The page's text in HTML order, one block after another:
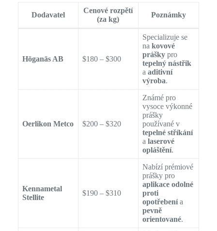
Dodavatel
Cenové rozpětí
(za kg)
Poznámky
Höganäs AB $180 – $300
Specializuje se
na kovové
práškypro
tepelný nástřik
a aditivní
výroba.
Oerlikon Metco $200 – $320
Známé pro
vysoce výkonné
prášky
používané v
tepelné stříkání
a laserové
opláštění.
Kennametal
Stellite
$190 – $310
Nabízí prémiové
prášky pro
aplikace odolné
proti
opotřebenía
pevně
orientované.